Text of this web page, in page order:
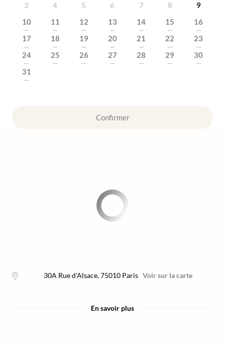
3
4 5 6 7 8
9
10
---
11
---
12
---
13
---
14
---
15
---
16
---
17
---
18
---
19
---
20
---
21
---
22
---
23
---
24
---
25
---
26
---
27
---
28
---
29
---
30
---
31
---
Confirmer
30A Rue d'Alsace,75010 Paris Voir sur la carte
En savoir plus